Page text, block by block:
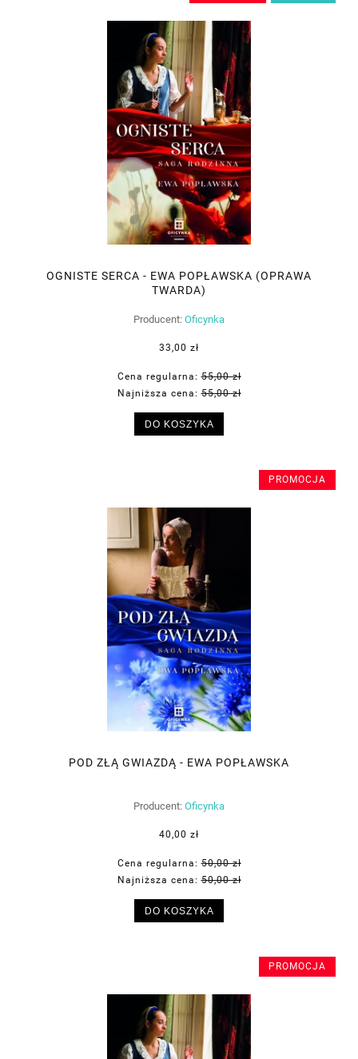
OGNISTE SERCA - EWA POPŁAWSKA (OPRAWA
TWARDA)
Producent: Oficynka
33,00 zł
Cena regularna:55,00 zł
Najniższa cena:55,00 zł
DO KOSZYKA
POD ZŁĄ GWIAZDĄ - EWA POPŁAWSKA
Producent: Oficynka
40,00 zł
Cena regularna:50,00 zł
Najniższa cena:50,00 zł
DO KOSZYKA
PROMOCJA
PROMOCJA